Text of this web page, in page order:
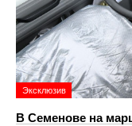
Эксклюзив
В Семенове на